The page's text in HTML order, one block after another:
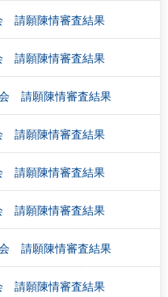
請願陳情審査結果
請願陳情審査結果
請願陳情審査結果
請願陳情審査結果
請願陳情審査結果
請願陳情審査結果
請願陳情審査結果
請願陳情審査結果